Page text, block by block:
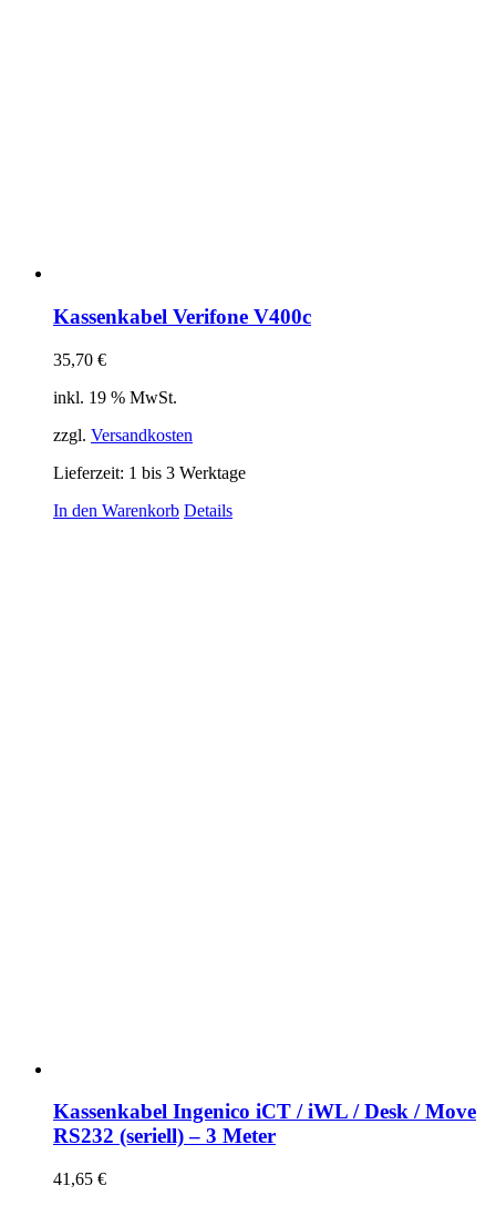
Kassenkabel Verifone V400c
35,70 €
inkl. 19 % MwSt.
zzgl. Versandkosten
Lieferzeit: 1 bis 3 Werktage
In den Warenkorb Details
Kassenkabel Ingenico iCT / iWL / Desk / Move
RS232 (seriell) – 3 Meter
41,65 €